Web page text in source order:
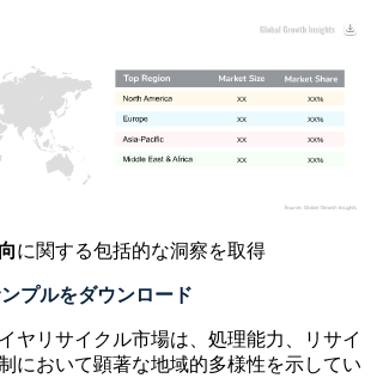
XX%
XX
XX%
XX
XX%
XX
XX%
XX
に関する包括的な洞察を取得
プルをダウンロード
ヤリサイクル市場は、処理能力、リサイ
において顕著な地域的多様性を示してい